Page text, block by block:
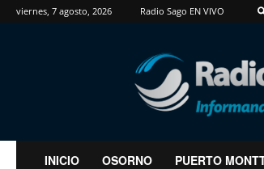
viernes, 7 agosto, 2026 Radio Sago EN VIVO
RadioSago
INICIO OSORNO PUERTO